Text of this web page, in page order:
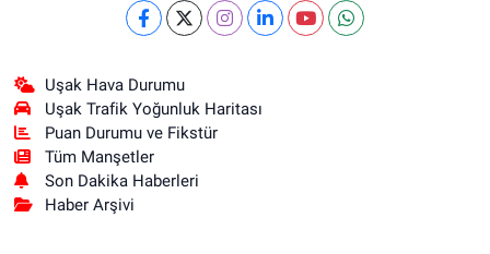
Uşak Hava Durumu
Uşak Trafik Yoğunluk Haritası
Puan Durumu ve Fikstür
Tüm Manşetler
Son Dakika Haberleri
Haber Arşivi